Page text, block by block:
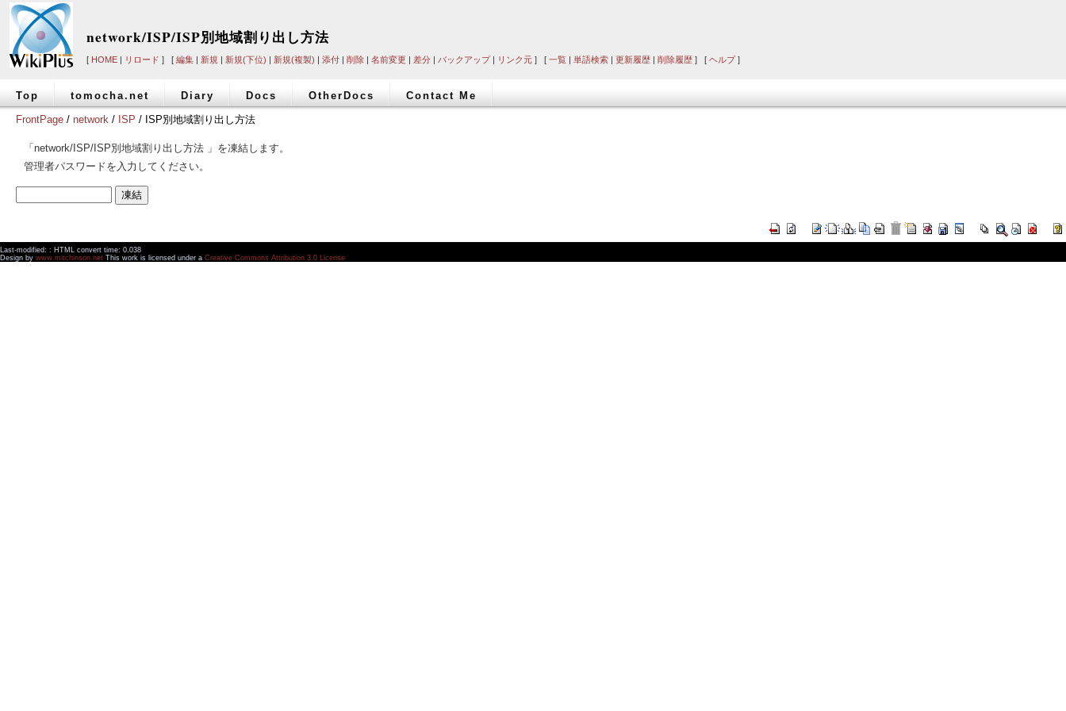
network/ISP/ISP別地域割り出し方法
[ HOME | リロード ] [ 編集 | 新規 | 新規(下位) | 新規(複製) | 添付 | 削除 | 名前変更 | 差分 | バックアップ| リンク元 ] [ 一覧 | 単語検索 | 更新履歴 | 削除履歴 ] [ ヘルプ]
Top tomocha.net Diary Docs OtherDocs
Contact Me
FrontPage / network / ISP / ISP別地域割り出し方法
「network/ISP/ISP別地域割り出し方法 」を凍結します。
管理者パスワードを入力してください。
Last-modified: : HTML convert time: 0.038
Design by www.mitchinson.net This work is licensed under a Creative Commons Attribution 3.0 License